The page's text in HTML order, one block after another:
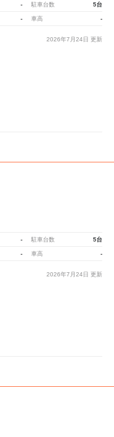
- 駐車台数 5台
- 車高 -
2026年7月24日 更新
- 駐車台数 5台
- 車高 -
2026年7月24日 更新